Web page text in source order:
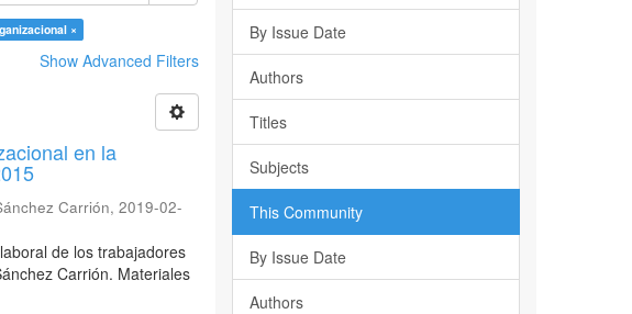
×
Show Advanced Filters
en la
Carrión,2019-02-
de los trabajadores
Carrión. Materiales
By Issue Date
Authors
Titles
Subjects
This Community
By Issue Date
Authors